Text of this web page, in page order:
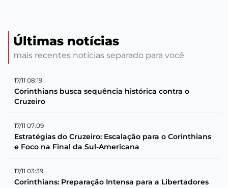
Últimas notícias
mais recentes notícias separado para você
17/11 08:19
Corinthians busca sequência histórica contra o
Cruzeiro
17/11 07:09
Estratégias do Cruzeiro: Escalação para o Corinthians
e Foco na Final da Sul-Americana
17/11 03:39
Corinthians: Preparação Intensa para a Libertadores